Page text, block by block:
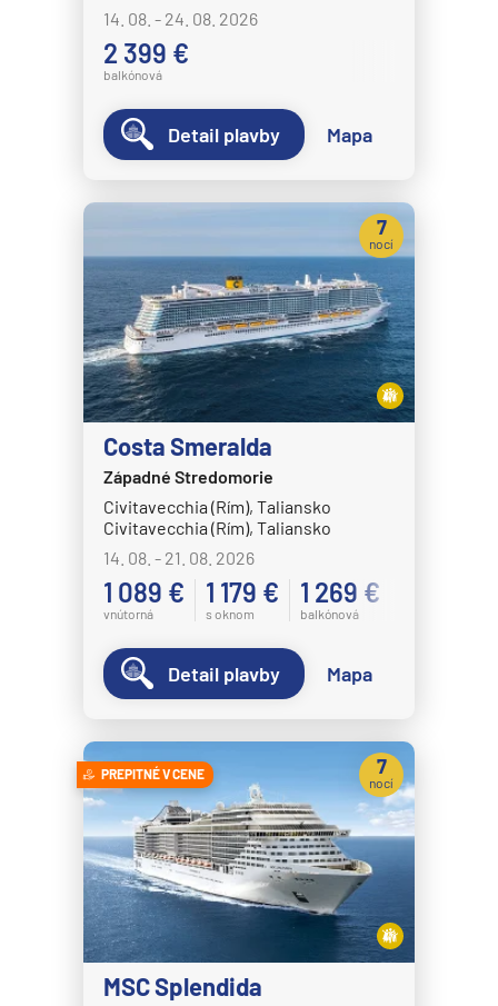
14. 08. - 24. 08. 2026
2 399 €
balkónová
Detail plavby Mapa
Costa Smeralda
Západné Stredomorie
Civitavecchia (Rím), Taliansko
Civitavecchia (Rím), Taliansko
14. 08. - 21. 08. 2026
1 089 €
vnútorná
1 179 €
s oknom
1 269 €
balkónová
7
nocí
Detail plavby Mapa
PREPITNÉ V CENE
MSC Splendida
7
nocí